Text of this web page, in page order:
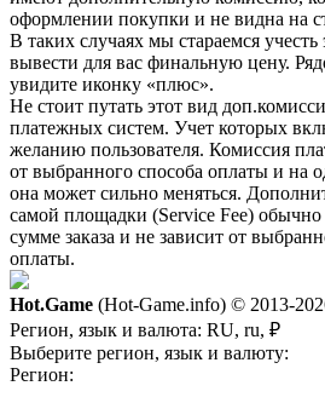
оформлении покупки и не видна на
В таких случаях мы стараемся учесть
вывести для вас финальную цену.
увидите иконку «плюс».
Не стоит путать этот вид
платежных систем. Учет которых
желанию пользователя. Комиссия
от выбранного способа оплаты и на
она может сильно меняться.
самой площадки (Service Fee) обычно
сумме заказа и не зависит от
оплаты.
Hot.Game (Hot-Game.info) © 2013-
Регион, язык и валюта: RU, ru, ₽
Выберите регион, язык и валюту:
Регион: